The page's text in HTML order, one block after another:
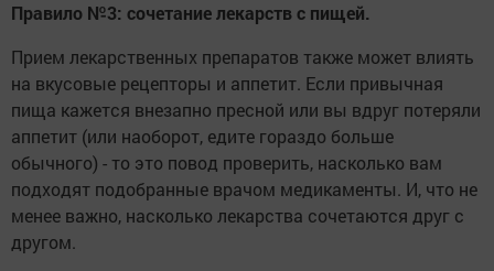
Правило №3: сочетаниелекарствс пищей.
Прием лекарственных препаратов также может влиять
на вкусовые рецепторы и аппетит. Если привычная
пища кажется внезапно пресной или вы вдруг потеряли
аппетит (или наоборот, едите гораздо больше
обычного) - то это повод проверить, насколько вам
подходят подобранные врачом медикаменты. И, что не
менее важно, насколько лекарства сочетаются друг с
другом.